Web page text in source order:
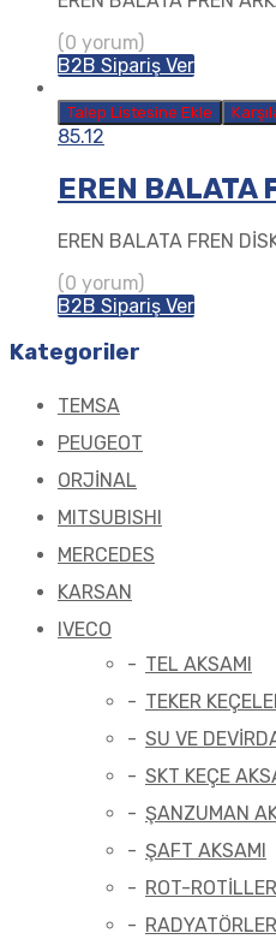
(0 yorum)
B2B Sipariş Ver
Talep Listesine Ekle
85.12
EREN BALATA
EREN BALATA FREN
(0 yorum)
B2B Sipariş Ver
Kategoriler
TEMSA
PEUGEOT
ORJİNAL
MITSUBISHI
MERCEDES
KARSAN
IVECO
TEL AKSAMI
TEKER
SU VE
SKT KEÇE
ŞANZUMAN
ŞAFT AKSAMI
ROT-ROTİLLER
RADYATÖRLER